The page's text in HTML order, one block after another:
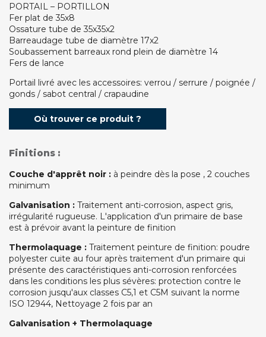
PORTAIL – PORTILLON
Fer plat de 35x8
Ossature tube de 35x35x2
Barreaudage tube de diamètre 17x2
Soubassement barreaux rond plein de diamètre 14
Fers de lance
Portail livré avec les accessoires: verrou / serrure / poignée /
gonds / sabot central / crapaudine
Où trouver ce produit ?
Finitions :
Couche d'apprêt noir : à peindre dès la pose , 2 couches
minimum
Galvanisation : Traitement anti-corrosion, aspect gris,
irrégularité rugueuse. L'application d'un primaire de base
est à prévoir avant la peinture de finition
Thermolaquage : Traitement peinture de finition: poudre
polyester cuite au four après traitement d'un primaire qui
présente des caractéristiques anti-corrosion renforcées
dans les conditions les plus sévères: protection contre le
corrosion jusqu'aux classes C5,1 et C5M suivant la norme
ISO 12944, Nettoyage 2 fois par an
Galvanisation + Thermolaquage